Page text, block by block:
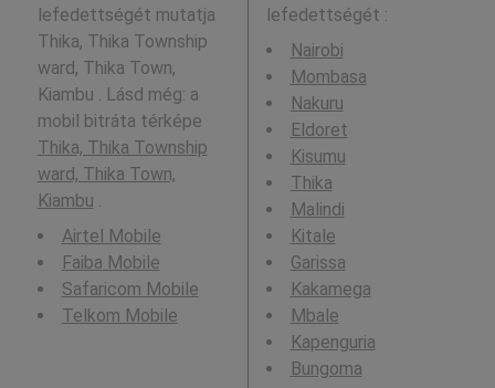
lefedettségét mutatja
Thika, Thika Township
ward, Thika Town,
Kiambu . Lásd még: a
mobil bitráta térképe
Thika, Thika Township
ward, Thika Town,
Kiambu .
Airtel Mobile
Faiba Mobile
Safaricom Mobile
Telkom Mobile
lefedettségét :
Nairobi
Mombasa
Nakuru
Eldoret
Kisumu
Thika
Malindi
Kitale
Garissa
Kakamega
Mbale
Kapenguria
Bungoma